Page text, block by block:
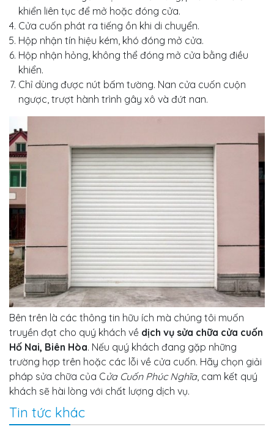
khiển liên tục để mở hoặc đóng cửa.
Cửa cuốn phát ra tiếng ồn khi di chuyển.
Hộp nhận tín hiệu kém, khó đóng mở cửa.
Hộp nhận hỏng, không thể đóng mở cửa bằng điều
khiển.
Chỉ dùng được nút bấm tường. Nan cửa cuốn cuộn
ngược, trượt hành trình gây xô và đứt nan.
Bên trên là các thông tin hữu ích mà chúng tôi muốn
truyền đạt cho quý khách về dịch vụ sửa chữa cửa cuốn
Hố Nai, Biên Hòa. Nếu quý khách đang gặp những
trường hợp trên hoặc các lỗi về cửa cuốn. Hãy chọn giải
pháp sửa chữa của Cửa Cuốn Phúc Nghĩa, cam kết quý
khách sẽ hài lòng với chất lượng dịch vụ.
Tin tức khác